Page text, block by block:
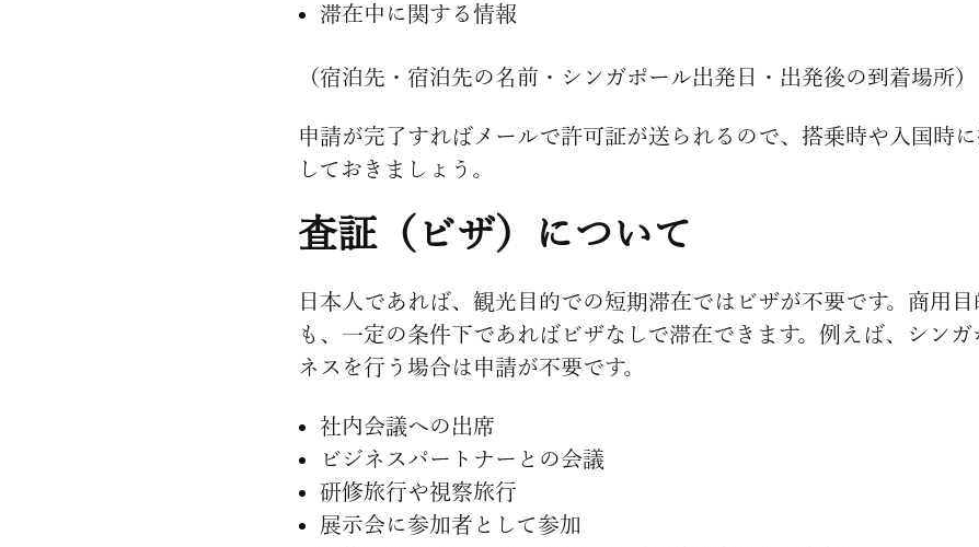
滞在中に関する情報
（宿泊先・宿泊先の名前・シンガポール出発日・出発後の到着場所）
申請が完了すればメールで許可証が送られるので、搭乗時や入国時
しておきましょう。
査証（ビザ）について
日本人であれば、観光目的での短期滞在ではビザが不要です。商用
も、一定の条件下であればビザなしで滞在できます。例えば、シン
ネスを行う場合は申請が不要です。
社内会議への出席
ビジネスパートナーとの会議
研修旅行や視察旅行
展示会に参加者として参加